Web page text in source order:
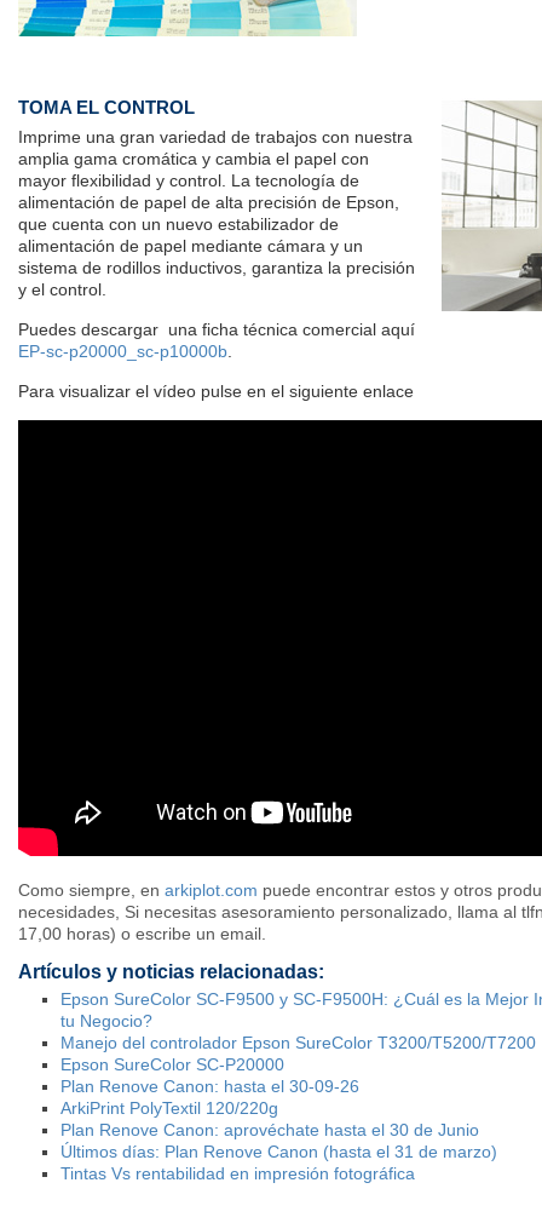
TOMA EL CONTROL
Imprime una gran variedad de trabajos con nuestra
amplia gama cromática y cambia el papel con
mayor flexibilidad y control. La tecnología de
alimentación de papel de alta precisión de Epson,
que cuenta con un nuevo estabilizador de
alimentación de papel mediante cámara y un
sistema de rodillos inductivos, garantiza la precisión
y el control.
Puedes descargar una ficha técnica comercial aquí
EP-sc-p20000_sc-p10000b
Para visualizar el vídeo pulse en el siguiente enlace
Como siempre, en arkiplot.com puede encontrar estos y otros
necesidades, Si necesitas asesoramiento personalizado, llama al
17,00 horas) o escribe un email.
Artículos y noticias relacionadas:
Epson SureColor SC-F9500 y SC-F9500H: ¿Cuál es la Mejor
tu Negocio?
Manejo del controlador Epson SureColor T3200/T5200/T7200
Epson SureColor SC-P20000
Plan Renove Canon: hasta el 30-09-26
ArkiPrint PolyTextil 120/220g
Plan Renove Canon: aprovéchate hasta el 30 de Junio
Últimos días: Plan Renove Canon (hasta el 31 de marzo)
Tintas Vs rentabilidad en impresión fotográfica